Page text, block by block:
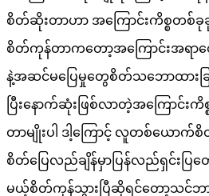
စိတ်ဆိုးတာဟာ အကြောင်းကိစ္စတစ်ခုခု
စိတ်ကုန်တာကတော့အကြောင်းအရာတွ
နဲ့အဆင်မပြေမှုတွေစိတ်သဘောထား
ပြီးနောက်ဆုံးဖြစ်လာတဲ့အကြောင်း
တာမျိုးပါ ဒါ့ကြောင့် လူတစ်ယေ
စိတ်ပြေလည်ချိန်မှာပြန်လည်ရှင်းပြ
မယ့်စိတ်ကုန်သွားပြီဆိုရင်တော့သင်ဘ